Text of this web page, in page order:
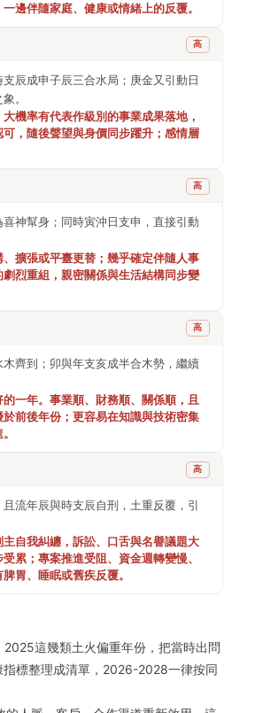
邊伴隨家庭、健康或情緒上的反覆。
高
辰成申子辰三合水局；庚金又引動日
。
機率有代表作級別的事業成果落地，
，隨後聲望與身價同步躍升；感情層
高
神幫身；同時寅沖日支申，直接引動
擴張或平臺更替；幾乎確定伴隨人事
烈重組，親密關係與生活結構同步變
高
齊到；卯與年支亥成半合木勢，繼續
一年。事業順、財務順、關係順，且
前後年份；更容易在知識與技術密集
高
流年辰與時支辰自刑，土重反覆，引
自我糾纏，訴訟、口舌與名譽議題大
累；專案推進受阻、資金週轉變慢、
胃、睡眠或舊疾反覆。
這幾類土火偏重年份，把當時出問
標整理成清單，2026-2028一律按同